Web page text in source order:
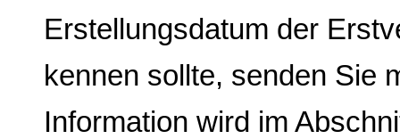
Erstellungsdatum der
kennen sollte, senden Sie
Information wird im